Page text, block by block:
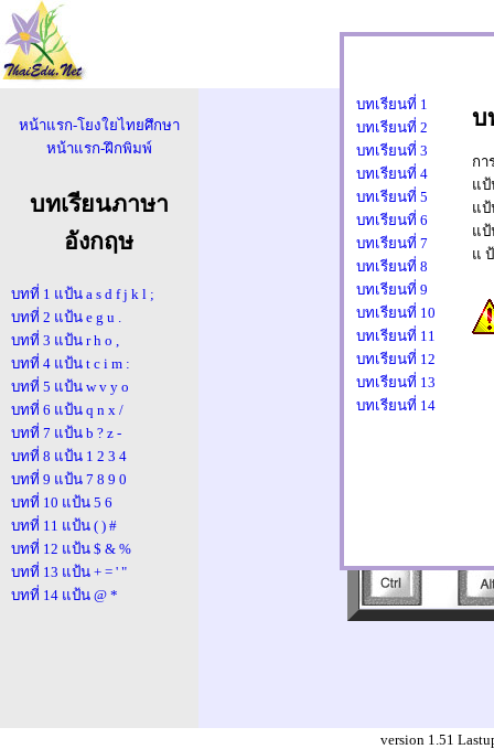
บทเรียนที่ 1
บทเรียนที่ 2
บทเรียนที่ 3
บทเรียนที่ 4
บทเรียนที่ 5
บทเรียนที่ 6
บทเรียนที่ 7
บทเรียนที่ 8
บทเรียนที่ 9
บทเรียนที่ 10
บทเรียนที่ 11
บทเรียนที่ 12
บทเรียนที่ 13
บทเรียนที่ 14
บ
กา
แ
แ
แ
แ
หน้าแรก-โยงใยไทยศึกษา
หน้าแรก-ฝึกพิมพ์
บทเรียนภาษา
อังกฤษ
บทที่ 1 แป้น a s d f j k l ;
บทที่ 2 แป้น e g u .
บทที่ 3 แป้น r h o ,
บทที่ 4 แป้น t c i m :
บทที่ 5 แป้น w v y o
บทที่ 6 แป้น q n x /
บทที่ 7 แป้น b ? z -
บทที่ 8 แป้น 1 2 3 4
บทที่ 9 แป้น 7 8 9 0
บทที่ 10 แป้น 5 6
บทที่ 11 แป้น ( ) #
บทที่ 12 แป้น $ & %
บทที่ 13 แป้น + = ' "
บทที่ 14 แป้น @ *
พิ
ความเร็ว 0
นาที
version 1.51